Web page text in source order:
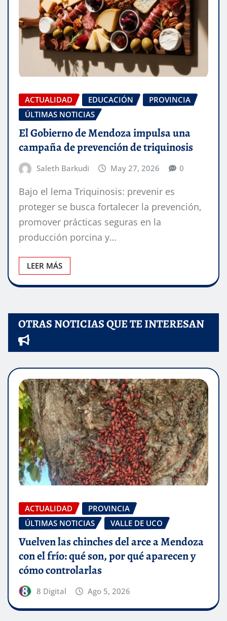
ACTUALIDAD EDUCACIÓN
PROVINCIA
ÚLTIMAS NOTICIAS
El Gobierno de Mendoza impulsa una
campaña de prevención de triquinosis
Saleth Barkudi May 27, 2026 0
Bajo el lema Triquinosis: prevenir es
proteger se busca fortalecer la prevención,
promover prácticas seguras en la
producción porcina y…
LEER MÁS
OTRAS NOTICIAS QUE TE INTERESAN
ACTUALIDAD
PROVINCIA
ÚLTIMAS NOTICIAS
VALLE DE UCO
Vuelven las chinches del arce a Mendoza
con el frío: qué son, por qué aparecen y
cómo controlarlas
8 Digital Ago 5, 2026